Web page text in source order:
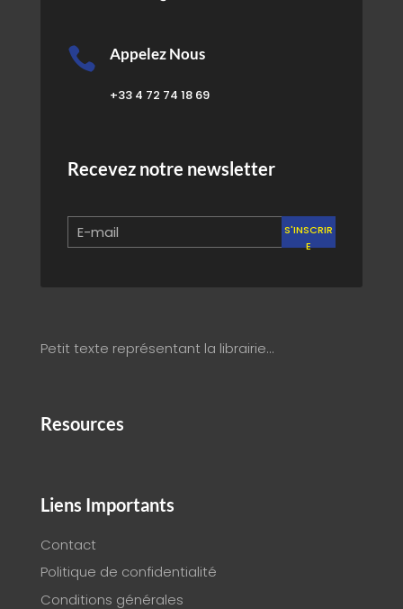
 Appelez Nous
+33 4 72 74 18 69
Recevez notre newsletter
S'INSCRIR
E
Petit texte représentant la librairie…
Resources
Liens Importants
Contact
Politique de confidentialité
Conditions générales